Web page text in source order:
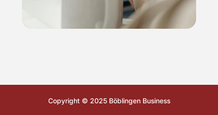
Copyright © 2025 Böblingen Business